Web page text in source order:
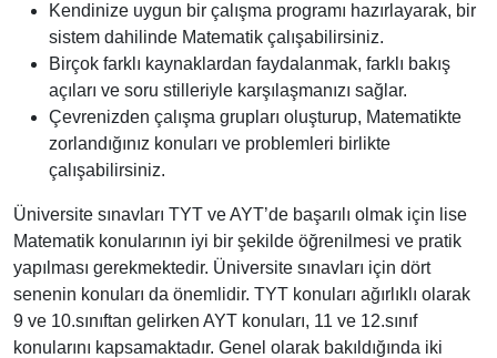
Kendinize uygun bir çalışma programı hazırlayarak, bir
sistem dahilinde Matematik çalışabilirsiniz.
Birçok farklı kaynaklardan faydalanmak, farklı bakış
açıları ve soru stilleriyle karşılaşmanızı sağlar.
Çevrenizden çalışma grupları oluşturup, Matematikte
zorlandığınız konuları ve problemleri birlikte
çalışabilirsiniz.
Üniversite sınavları TYT ve AYT’de başarılı olmak için lise
Matematik konularının iyi bir şekilde öğrenilmesi ve pratik
yapılması gerekmektedir. Üniversite sınavları için dört
senenin konuları da önemlidir. TYT konuları ağırlıklı olarak
9 ve 10.sınıftan gelirken AYT konuları, 11 ve 12.sınıf
konularını kapsamaktadır. Genel olarak bakıldığında iki